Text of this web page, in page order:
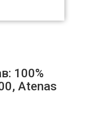
100%
Atenas